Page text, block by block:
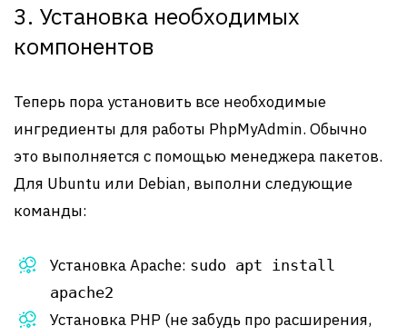
3. Установка необходимых
компонентов
Теперь пора установить все необходимые
ингредиенты для работы PhpMyAdmin. Обычно
это выполняется с помощью менеджера пакетов.
Для Ubuntu или Debian, выполни следующие
команды:
Установка Apache: sudo apt install
apache2
Установка PHP (не забудь про расширения,